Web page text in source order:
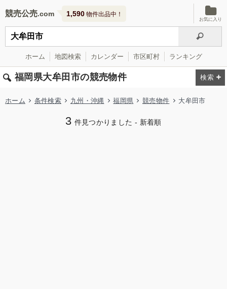
競売公売 1,590 物件出品中！
お気に入り
ホーム 地図検索 カレンダー 市区町村 ランキング
福岡県大牟田市の競売物件
ホーム 条件検索 九州・沖縄 福岡県 競売物件 大牟田市
3 件見つかりました - 新着順